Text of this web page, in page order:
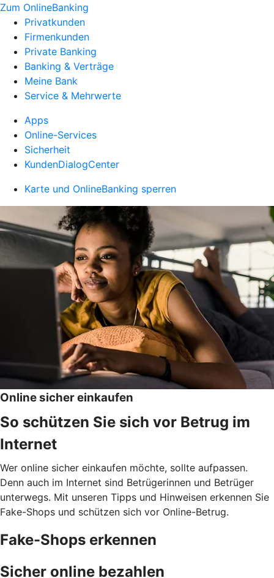
Zum OnlineBanking
Privatkunden
Firmenkunden
Private Banking
Banking & Verträge
Meine Bank
Service & Mehrwerte
Apps
Online-Services
Sicherheit
KundenDialogCenter
Karte und OnlineBanking sperren
Online sicher einkaufen
So schützen Sie sich vor Betrug im
Internet
Wer online sicher einkaufen möchte, sollte aufpassen.
Denn auch im Internet sind Betrügerinnen und Betrüger
unterwegs. Mit unseren Tipps und Hinweisen erkennen Sie
Fake-Shops und schützen sich vor Online-Betrug.
Fake-Shops erkennen
Sicher online bezahlen